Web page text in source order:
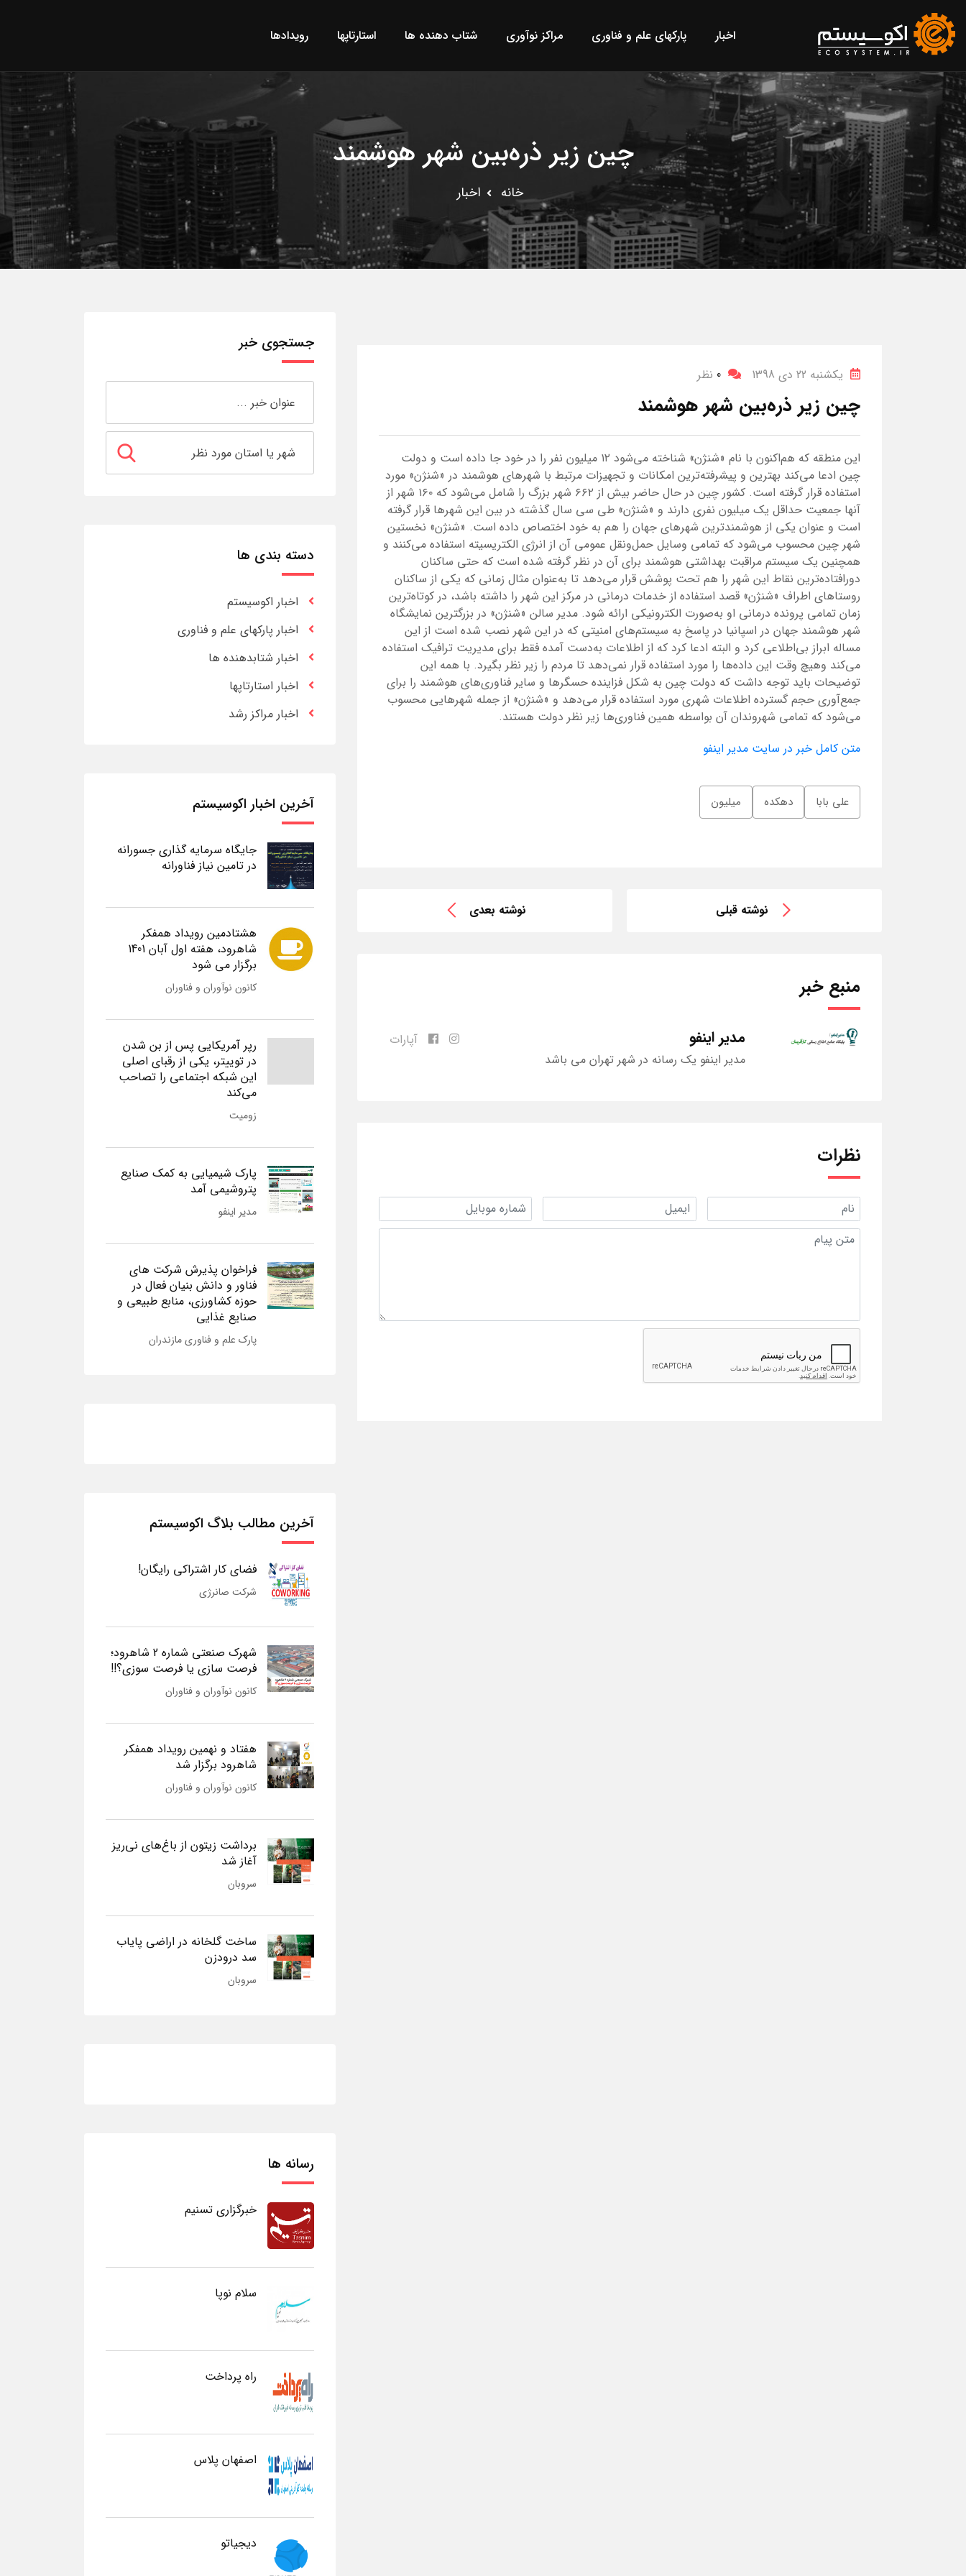
اخبار پارکهای علم و فناوری مراکز نوآوری شتاب دهنده ها استارتاپها رویدادها
چین زیر ذره‌بین شهر هوشمند
خانه اخبار
یکشنبه 22 دی 1398 0 نظر
چین زیر ذره‌بین شهر هوشمند
این منطقه که هم‌اکنون با نام «شنژن» شناخته می‌شود ۱۲ میلیون نفر را در خود جا داده است و دولت
چین ادعا می‌کند بهترین و پیشرفته‌ترین امکانات و تجهیزات مرتبط با شهرهای هوشمند در «شنژن» مورد
استفاده قرار گرفته است. کشور چین در حال حاضر بیش از ۶۶۲ شهر بزرگ را شامل می‌شود که ۱۶۰ شهر از
آنها جمعیت حداقل یک میلیون نفری دارند و «شنژن» طی سی سال گذشته در بین این شهرها قرار گرفته
است و عنوان یکی از هوشمندترین شهرهای جهان را هم به خود اختصاص داده است. «شنژن» نخستین
شهر چین محسوب می‌شود که تمامی وسایل حمل‌و‌نقل عمومی آن از انرژی الکتریسیته استفاده می‌کنند و
همچنین یک سیستم مراقبت بهداشتی هوشمند برای آن در نظر گرفته شده است که حتی ساکنان
دورافتاده‌ترین نقاط این شهر را هم تحت پوشش قرار می‌دهد تا به‌عنوان مثال زمانی که یکی از ساکنان
روستاهای اطراف «شنژن» قصد استفاده از خدمات درمانی در مرکز این شهر را داشته باشد، در کوتاه‌ترین
زمان تمامی پرونده درمانی او به‌صورت الکترونیکی ارائه شود. مدیر سالن «شنژن» در بزرگترین نمایشگاه
شهر هوشمند جهان در اسپانیا در پاسخ به سیستم‌های امنیتی که در این شهر نصب شده است از این
مساله ابراز بی‌اطلاعی کرد و البته ادعا کرد که از اطلاعات به‌دست آمده فقط برای مدیریت ترافیک استفاده
می‌کند وهیچ وقت این داده‌ها را مورد استفاده قرار نمی‌دهد تا مردم را زیر نظر بگیرد. با همه این
توضیحات باید توجه داشت که دولت چین به شکل فزاینده حسگرها و سایر فناوری‌های هوشمند را برای
جمع‌آوری حجم گسترده اطلاعات شهری مورد استفاده قرار می‌دهد و «شنژن» از جمله شهرهایی محسوب
می‌شود که تمامی شهروندان آن بواسطه همین فناوری‌ها زیر نظر دولت هستند.
متن کامل خبر در سایت مدیر اینفو
علی بابا دهکده میلیون
نوشته قبلی نوشته بعدی
منبع خبر
مدیر اینفو
مدیر اینفو یک رسانه در شهر تهران می باشد
آپارات
نظرات
جستجوی خبر
دسته بندی ها
اخبار اکوسیستم
اخبار پارکهای علم و فناوری
اخبار شتابدهنده ها
اخبار استارتاپها
اخبار مراکز رشد
آخرین اخبار اکوسیستم
جایگاه سرمایه گذاری جسورانه
در تامین نیاز فناورانه
هشتادمین رویداد همفکر
شاهرود، هفته اول آبان 1401
برگزار می شود
کانون نوآوران و فناوران
رپر آمریکایی پس از بن شدن
در توییتر، یکی از رقبای اصلی
این شبکه اجتماعی را تصاحب
می‌کند
زومیت
پارک شیمیایی به کمک صنایع
پتروشیمی آمد
مدیر اینفو
فراخوان پذیرش شرکت های
فناور و دانش بنیان فعال در
حوزه کشاورزی، منابع طبیعی و
صنایع غذایی
پارک علم و فناوری مازندران
آخرین مطالب بلاگ اکوسیستم
فضای کار اشتراکی رایگان!
شرکت صانرژی
شهرک صنعتی شماره 2 شاهرود؛
فرصت سازی یا فرصت سوزی؟!!
کانون نوآوران و فناوران
هفتاد و نهمین رویداد همفکر
شاهرود برگزار شد
کانون نوآوران و فناوران
برداشت زیتون از باغ‌های نی‌ریز
آغاز شد
سروبان
ساخت گلخانه در اراضی پایاب
سد درودزن
سروبان
رسانه ها
خبرگزاری تسنیم
سلام نوپا
راه پرداخت
اصفهان پلاس
دیجیاتو